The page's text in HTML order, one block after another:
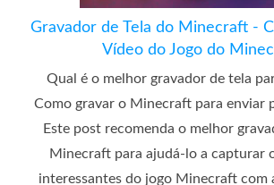
Gravador de Tela do Minecraft -
Vídeo do Jogo do
Qual é o melhor gravador de tela
Como gravar o Minecraft para enviar
Este post recomenda o melhor
Minecraft para ajudá-lo a capturar
interessantes do jogo Minecraft com